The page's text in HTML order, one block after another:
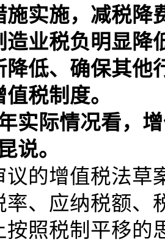
施实施，减税降
造业税负明显降
降低、确保其他
税制度。
际情况看，增
说。
增值税法草案
率、应纳税额、
按照税制平移的